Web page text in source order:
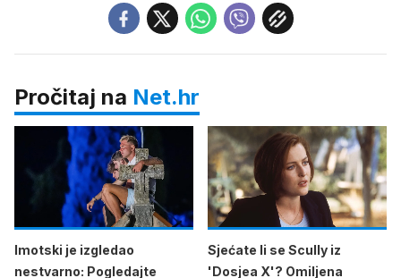
Pročitaj na Net.hr
Imotski je izgledao
nestvarno: Pogledajte
Sjećate li se Scully iz
'Dosjea X'? Omiljena